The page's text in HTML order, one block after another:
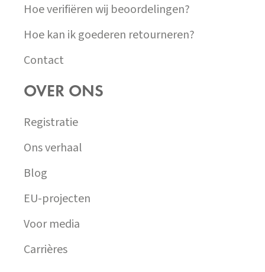
Hoe verifiëren wij beoordelingen?
Hoe kan ik goederen retourneren?
Contact
OVER ONS
Registratie
Ons verhaal
Blog
EU-projecten
Voor media
Carrières